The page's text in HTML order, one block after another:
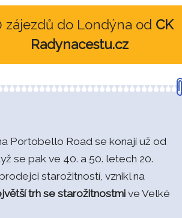
zájezdů do Londýna od CK
Radynacestu.cz
Portobello Road se konají už od
se pak ve 40. a 50. letech 20.
starožitností, vznikl na
trh se starožitnostmi ve Velké